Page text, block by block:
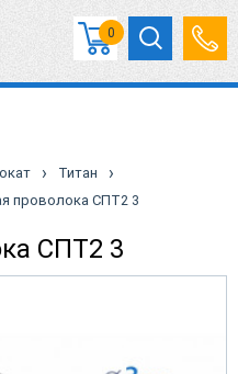
0
› Титан ›
проволока СПТ2 3
СПТ2 3